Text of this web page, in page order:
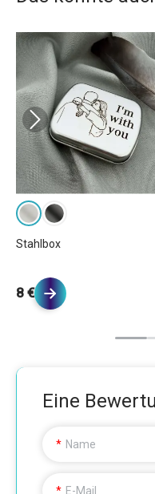
Stahlbox
8 €
Eine
Name
E-Mail